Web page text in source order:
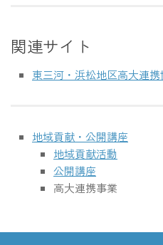
関連サイト
東三河・浜松地区高大連携
地域貢献・公開講座
地域貢献活動
公開講座
高大連携事業